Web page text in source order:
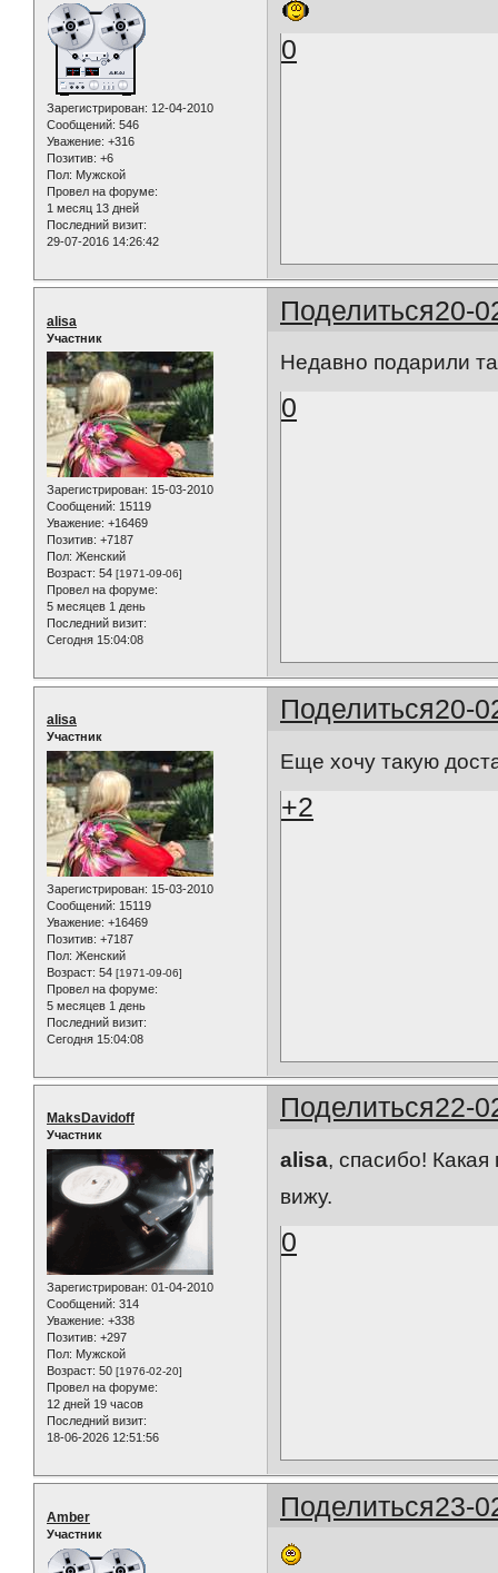
Зарегистрирован: 12-04-2010
Сообщений: 546
Уважение: +316
Позитив: +6
Пол: Мужской
Провел на форуме:
1 месяц 13 дней
Последний визит:
29-07-2016 14:26:42
0
Поделиться20-
alisa
Участник
Зарегистрирован: 15-03-2010
Сообщений: 15119
Уважение: +16469
Позитив: +7187
Пол: Женский
Возраст: 54 [1971-09-06]
Провел на форуме:
5 месяцев 1 день
Последний визит:
Сегодня 15:04:08
Недавно подарили
0
Поделиться20-
alisa
Участник
Зарегистрирован: 15-03-2010
Сообщений: 15119
Уважение: +16469
Позитив: +7187
Пол: Женский
Возраст: 54 [1971-09-06]
Провел на форуме:
5 месяцев 1 день
Последний визит:
Сегодня 15:04:08
Еще хочу такую
+2
Поделиться22-
MaksDavidoff
Участник
Зарегистрирован: 01-04-2010
Сообщений: 314
Уважение: +338
Позитив: +297
Пол: Мужской
Возраст: 50 [1976-02-20]
Провел на форуме:
12 дней 19 часов
Последний визит:
18-06-2026 12:51:56
alisa, спасибо!
вижу.
0
Поделиться23-
Amber
Участник